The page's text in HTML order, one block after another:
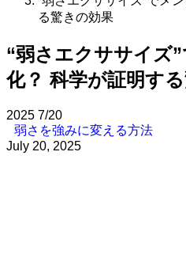
る驚きの効果
“弱さエクササイズ
化？ 科学が証明す
2025 7/20
弱さを強みに変える方法
July 20, 2025